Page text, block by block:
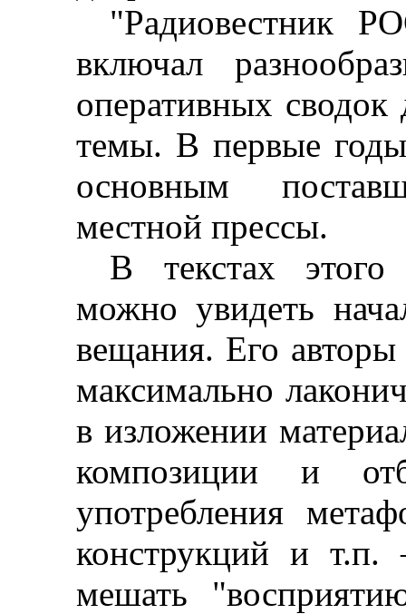
"Радиовестник
включал
оперативных
темы. В первые
основным
местной прессы.
В текстах этого
можно увидеть
вещания. Его
максимально
в изложении
композиции и
употребления
конструкций и т.п.
мешать